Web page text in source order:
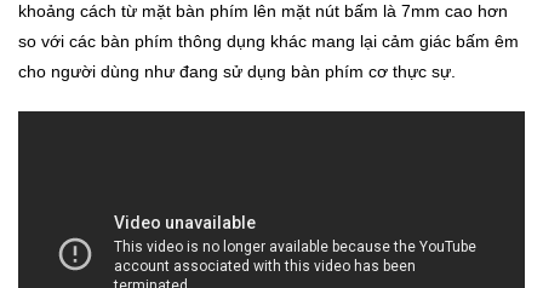
Chơi
Trẻ
Em
khoảng cách từ mặt bàn phím lên mặt nút bấm là 7mm cao hơn
so với các bàn phím thông dụng khác mang lại cảm giác bấm êm
cho người dùng như đang sử dụng bàn phím cơ thực sự.